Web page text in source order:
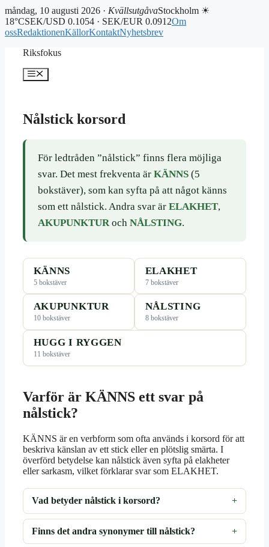
måndag, 10 augusti 2026 · KvällsutgåvaStockholm ☀
18°CSEK/USD 0.1054 · SEK/EUR 0.0912Om
ossRedaktionenKällorKontaktNyhetsbrev
Riksfokus
Meny
Nålstick korsord
För ledtråden ”nålstick” finns flera möjliga
svar. Det mest frekventa är KÄNNS(5
bokstäver), som kan syfta på att något känns
som ett nålstick. Andra svar är ELAKHET,
AKUPUNKTURoch NÅLSTING.
KÄNNS
5 bokstäver
ELAKHET
7 bokstäver
AKUPUNKTUR
10 bokstäver
NÅLSTING
8 bokstäver
HUGG I RYGGEN
11 bokstäver
Varför är KÄNNS ett svar på
nålstick?
KÄNNS är en verbform som ofta används i korsord för att
beskriva känslan av ett stick eller en plötslig smärta. I
överförd betydelse kan nålstick även syfta på elakheter
eller sarkasm, vilket förklarar svar som ELAKHET.
Vad betyder nålstick i korsord?
Finns det andra synonymer till nålstick?